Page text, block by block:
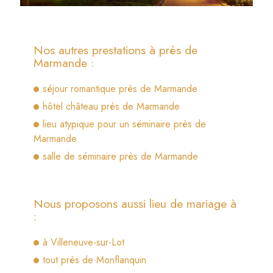
Nos autres prestations à près de
Marmande :
séjour romantique près de Marmande
hôtel château près de Marmande
lieu atypique pour un séminaire près de
Marmande
salle de séminaire près de Marmande
Nous proposons aussi lieu de mariage à
:
à Villeneuve-sur-Lot
tout près de Monflanquin